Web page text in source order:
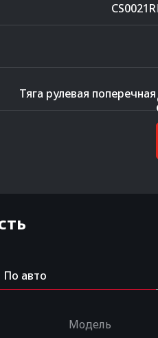
CS0021R
Тяга рулевая поперечная
По авто
Модель